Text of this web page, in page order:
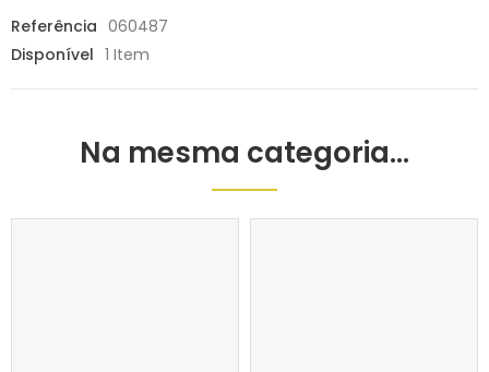
Referência 060487
Disponível 1 Item
Na mesma categoria...